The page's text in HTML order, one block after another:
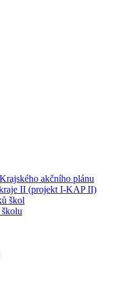
akčního plánu
II (projekt I-KAP II)
škol